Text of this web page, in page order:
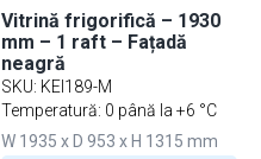
Vitrină frigorifică – 1930
mm – 1 raft – Fațadă
neagră
SKU: KEI189-M
Temperatură: 0 până la +6 °C
W 1935 x D 953 x H 1315 mm